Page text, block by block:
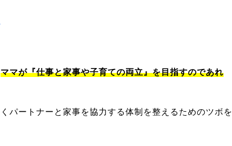
ママが『仕事と家事や子育ての両立』を目指すのであれ
パートナーと家事を協力する体制を整えるためのツボを